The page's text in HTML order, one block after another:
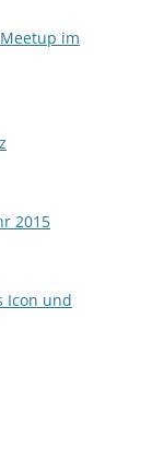
im
2015
Icon und